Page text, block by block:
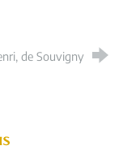
de Souvigny